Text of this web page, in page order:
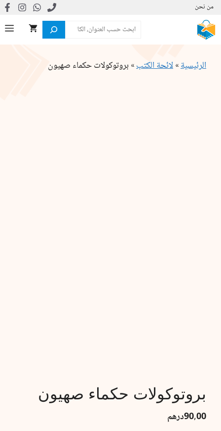
انتقل
إلى
المحتوى
من نحن
البحث
الرئيسية»لائحة الكتب» بروتوكولات حكماء صهيون
بروتوكولات حكماء صهيون
90,00درهم